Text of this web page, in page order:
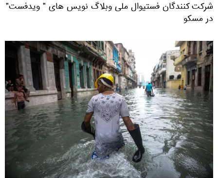
شرکت کنندگان فستیوال ملی وبلاگ نویس های " ویدفست"
در مسکو